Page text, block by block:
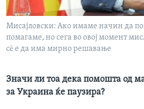
Мисајловски: Aко имаме начин да
помагаме, но сега во овој момент
сè е да има мирно решавање
Значи ли тоа дека помошта од
за Украина ќе паузира?